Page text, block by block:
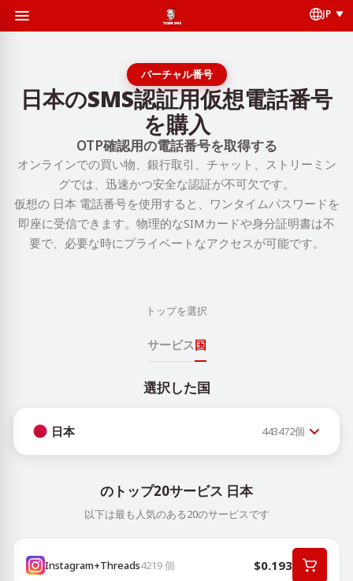
JP
バーチャル番号
日本のSMS認証用仮想電話番号
を購入
OTP確認用の電話番号を取得する
オンラインでの買い物、銀行取引、チャット、ストリーミン
グでは、迅速かつ安全な認証が不可欠です。
仮想の 日本 電話番号を使用すると、ワンタイムパスワードを
即座に受信できます。物理的なSIMカードや身分証明書は不
要で、必要な時にプライベートなアクセスが可能です。
トップを選択
サービス国
選択した国
日本 443472個
のトップ20サービス 日本
以下は最も人気のある20のサービスです
Instagram+Threads4219個 $0.193